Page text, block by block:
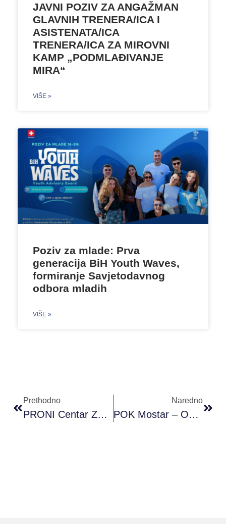
JAVNI POZIV ZA ANGAŽMAN
GLAVNIH TRENERA/ICA I
ASISTENATA/ICA
TRENERA/ICA ZA MIROVNI
KAMP „PODMLAĐIVANJE
MIRA“
VIŠE »
Poziv za mlade: Prva
generacija BiH Youth Waves,
formiranje Savjetodavnog
odbora mladih
VIŠE »
Prethodno
PRONI Centar Za Omladinski Razvoj Započeo Je Još Jednu Inicijativu Sa Partnerskim Organizacijama
Naredno
POK Mostar – Obiljezavanje Medjunarodnog Dana Osoba S Down Sindromom